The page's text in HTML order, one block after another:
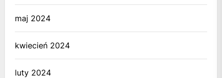
maj 2024
kwiecień 2024
luty 2024